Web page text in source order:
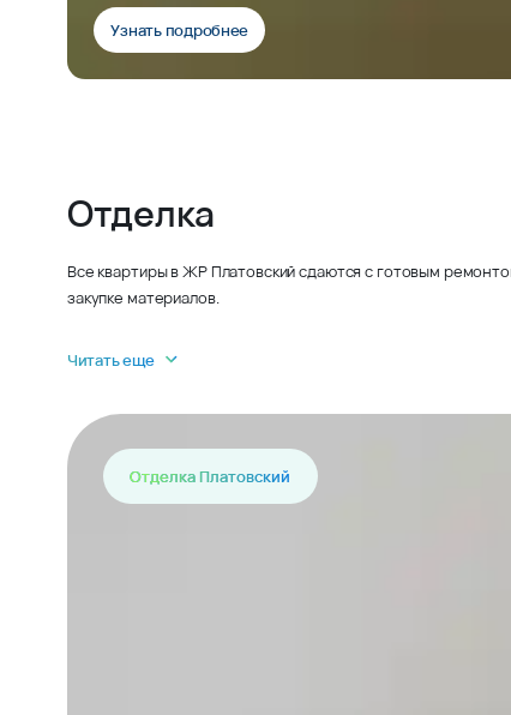
Узнать подробнее
Отделка
Все квартиры в ЖР Платовский сдаются с готовым
закупке материалов.
Читать еще
Отделка Платовский